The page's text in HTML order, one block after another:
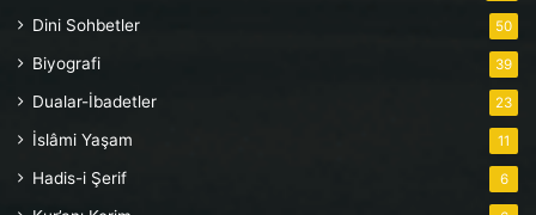
Dini Sohbetler 50
Biyografi 39
Dualar-İbadetler 23
İslâmi Yaşam 11
Hadis-i Şerif 6